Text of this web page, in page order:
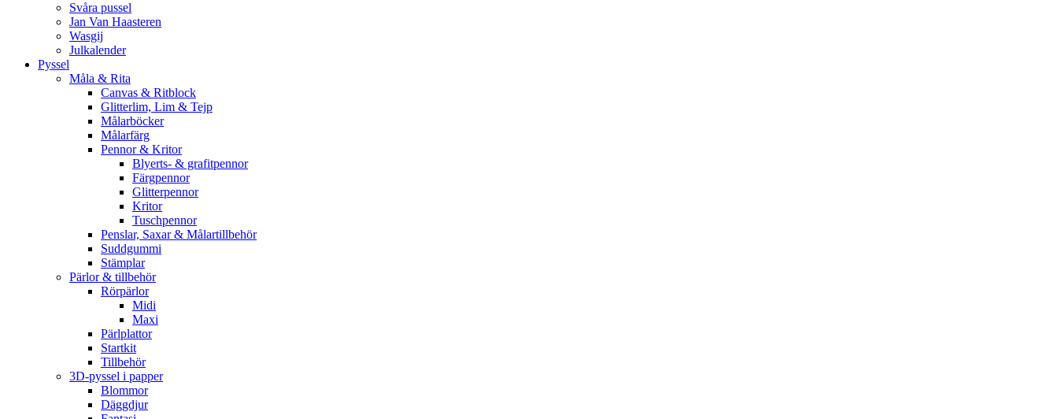
Svåra pussel
Jan Van Haasteren
Wasgij
Julkalender
Pyssel
Måla & Rita
Canvas & Ritblock
Glitterlim, Lim & Tejp
Målarböcker
Målarfärg
Pennor & Kritor
Blyerts- & grafitpennor
Färgpennor
Glitterpennor
Kritor
Tuschpennor
Penslar, Saxar & Målartillbehör
Suddgummi
Stämplar
Pärlor & tillbehör
Rörpärlor
Midi
Maxi
Pärlplattor
Startkit
Tillbehör
3D-pyssel i papper
Blommor
Däggdjur